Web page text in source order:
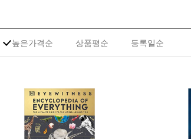
높은가격순 상품평순 등록일순